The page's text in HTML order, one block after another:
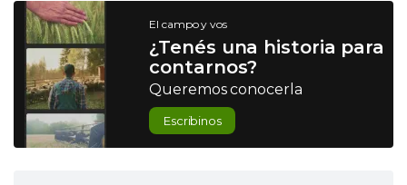
El campo y vos
¿Tenés una historia para
contarnos?
Queremos conocerla
Escribinos